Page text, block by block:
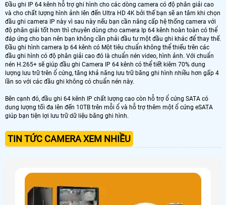
Đầu ghi IP 64 kênh hỗ trợ ghi hình cho các dòng camera có độ phân giải cao
và cho chất lượng hình ảnh lên đến Ultra HD 4K bởi thế bạn sẽ an tâm khi chọn
đầu ghi camera IP này vì sau này nếu bạn cần nâng cấp hệ thống camera với
độ phân giải tốt hơn thì chuyên dùng cho camera Ip 64 kênh hoàn toàn có thể
đáp ứng cho bạn nên bạn không cần phải đầu tư một đầu ghi khác để thay thế.
Đầu ghi hình camera Ip 64 kênh có Một tiêu chuẩn không thể thiếu trên các
đầu ghi hình có độ phân giải cao đó là chuẩn nén video, hình ảnh. Với chuẩn
nén H.265+ sẽ giúp đầu ghi Camera IP 64 kênh có thể tiết kiêm 70% dung
lượng lưu trữ trên ổ cứng, tăng khả năng lưu trữ băng ghi hình nhiều hơn gấp 4
lần so với các đầu ghi không có chuẩn nén này.
Bên cạnh đó, đầu ghi 64 kênh IP chất lượng cao còn hỗ trợ ổ cứng SATA có
dung lượng tối đa lên đến 10TB trên mỗi ổ và hỗ trợ thêm một ổ cứng eSATA
giúp bạn tiện lợi lưu trữ dữ liệu băng ghi hình.
TIN TỨC CAMERA XEM NHIỀU